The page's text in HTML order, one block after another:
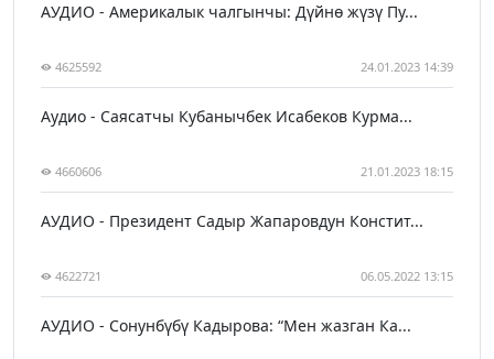
АУДИО - Америкалык чалгынчы: Дүйнө жүзү Пу...
4625592 24.01.2023 14:39
Аудио - Саясатчы Кубанычбек Исабеков Курма...
4660606 21.01.2023 18:15
АУДИО - Президент Садыр Жапаровдун Констит...
4622721 06.05.2022 13:15
АУДИО - Сонунбүбү Кадырова: “Мен жазган Ка...